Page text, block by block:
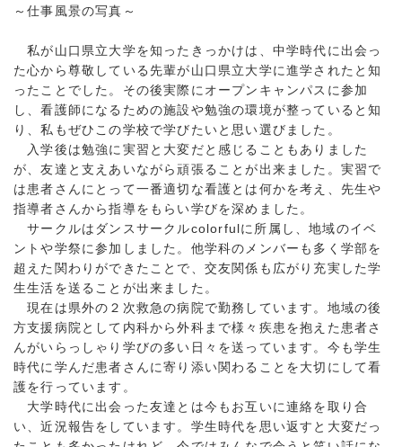
～仕事風景の写真～
私が山口県立大学を知ったきっかけは、中学時代に出会っ
た心から尊敬している先輩が山口県立大学に進学されたと知
ったことでした。その後実際にオープンキャンパスに参加
し、看護師になるための施設や勉強の環境が整っていると知
り、私もぜひこの学校で学びたいと思い選びました。
入学後は勉強に実習と大変だと感じることもありました
が、友達と支えあいながら頑張ることが出来ました。実習で
は患者さんにとって一番適切な看護とは何かを考え、先生や
指導者さんから指導をもらい学びを深めました。
サークルはダンスサークルcolorfulに所属し、地域のイベ
ントや学祭に参加しました。他学科のメンバーも多く学部を
超えた関わりができたことで、交友関係も広がり充実した学
生生活を送ることが出来ました。
現在は県外の２次救急の病院で勤務しています。地域の後
方支援病院として内科から外科まで様々疾患を抱えた患者さ
んがいらっしゃり学びの多い日々を送っています。今も学生
時代に学んだ患者さんに寄り添い関わることを大切にして看
護を行っています。
大学時代に出会った友達とは今もお互いに連絡を取り合
い、近況報告をしています。学生時代を思い返すと大変だっ